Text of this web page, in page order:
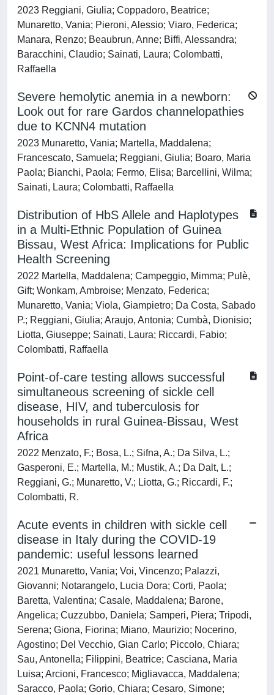
2023 Reggiani, Giulia; Coppadoro, Beatrice;
Munaretto, Vania; Pieroni, Alessio; Viaro, Federica;
Manara, Renzo; Beaubrun, Anne; Biffi, Alessandra;
Baracchini, Claudio; Sainati, Laura; Colombatti,
Raffaella
Severe hemolytic anemia in a newborn:
Look out for rare Gardos channelopathies
due to KCNN4 mutation
2023 Munaretto, Vania; Martella, Maddalena;
Francescato, Samuela; Reggiani, Giulia; Boaro, Maria
Paola; Bianchi, Paola; Fermo, Elisa; Barcellini, Wilma;
Sainati, Laura; Colombatti, Raffaella
Distribution of HbS Allele and Haplotypes
in a Multi-Ethnic Population of Guinea
Bissau, West Africa: Implications for Public
Health Screening
2022 Martella, Maddalena; Campeggio, Mimma; Pulè,
Gift; Wonkam, Ambroise; Menzato, Federica;
Munaretto, Vania; Viola, Giampietro; Da Costa, Sabado
P.; Reggiani, Giulia; Araujo, Antonia; Cumbà, Dionisio;
Liotta, Giuseppe; Sainati, Laura; Riccardi, Fabio;
Colombatti, Raffaella
Point-of-care testing allows successful
simultaneous screening of sickle cell
disease, HIV, and tuberculosis for
households in rural Guinea-Bissau, West
Africa
2022 Menzato, F.; Bosa, L.; Sifna, A.; Da Silva, L.;
Gasperoni, E.; Martella, M.; Mustik, A.; Da Dalt, L.;
Reggiani, G.; Munaretto, V.; Liotta, G.; Riccardi, F.;
Colombatti, R.
Acute events in children with sickle cell
disease in Italy during the COVID-19
pandemic: useful lessons learned
2021 Munaretto, Vania; Voi, Vincenzo; Palazzi,
Giovanni; Notarangelo, Lucia Dora; Corti, Paola;
Baretta, Valentina; Casale, Maddalena; Barone,
Angelica; Cuzzubbo, Daniela; Samperi, Piera; Tripodi,
Serena; Giona, Fiorina; Miano, Maurizio; Nocerino,
Agostino; Del Vecchio, Gian Carlo; Piccolo, Chiara;
Sau, Antonella; Filippini, Beatrice; Casciana, Maria
Luisa; Arcioni, Francesco; Migliavacca, Maddalena;
Saracco, Paola; Gorio, Chiara; Cesaro, Simone;